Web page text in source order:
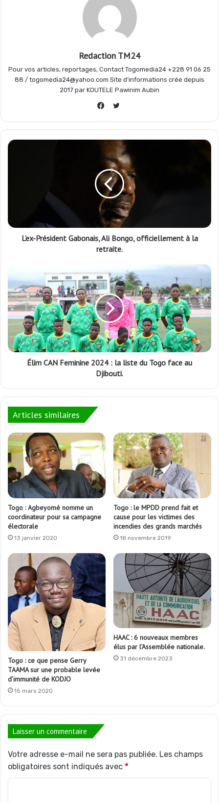
k p m r
Redaction TM24
Pour vos articles, reportages, Contact Togomedia24 +228 91 06 25
88 / togomedia24@yahoo.com Site d'informations crée depuis
2017 par KOUTELE Pawinim Aubin
Twitter
L’ex-Président Gabonais, Ali Bongo, officiellement à la
retraite.
Élim CAN Feminine 2024 : la liste du Togo face au
Djibouti.
Articles similaires
Togo : Agbeyomé nomme un
coordinateur pour sa campagne
électorale
13 janvier 2020
Togo : le MPDD prend fait et
cause pour les victimes des
incendies des grands marchés
18 novembre 2019
Togo : ce que pense Gerry
TAAMA sur une probable levée
d’immunité de KODJO
15 mars 2020
HAAC : 6 nouveaux membres
élus par l’Assemblée nationale.
31 décembre 2023
Laisser un commentaire
Votre adresse e-mail ne sera pas publiée. Les champs
obligatoires sont indiqués avec *